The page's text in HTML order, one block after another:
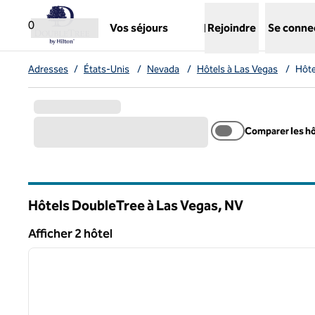
Aller directement au contenu
0
Vos séjours Rejoindre Se
Adresses / États-Unis / Nevada / Hôtels à Las Vegas /
Comparer les
Hôtels DoubleTree à Las Vegas, NV
Afficher 2 hôtel
Afficher 2 hôtel
1 sur 11